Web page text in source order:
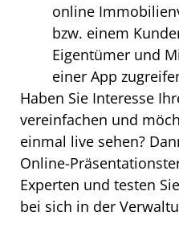
online
bzw. einem
Eigentümer und
einer App
Haben Sie Interesse
vereinfachen und
einmal live sehen?
Online-
Experten und testen
bei sich in der